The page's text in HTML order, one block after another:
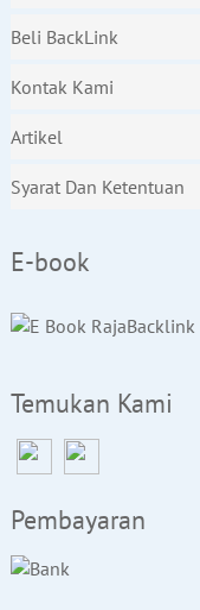
Beli BackLink
Kontak Kami
Artikel
Syarat Dan Ketentuan
E-book
Temukan Kami
Pembayaran